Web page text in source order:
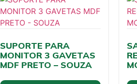
SUPORTE PARA
MONITOR 3 GAVETAS
MDF PRETO – SOUZA